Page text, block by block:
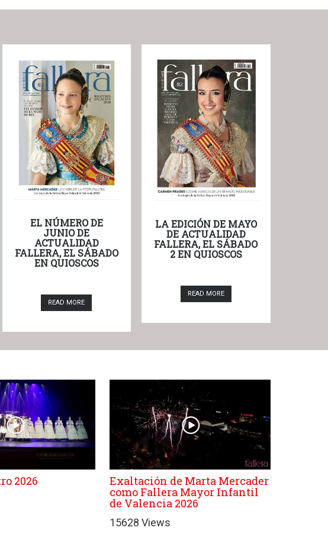
EL NÚMERO DE
JUNIO DE
ACTUALIDAD
FALLERA, EL SÁBADO
EN QUIOSCOS
READ MORE
LA EDICIÓN DE MAYO
DE ACTUALIDAD
FALLERA, EL SÁBADO
2 EN QUIOSCOS
READ MORE
2026 Exaltación de Marta Mercader
como Fallera Mayor Infantil
de Valencia 2026
15628 Views